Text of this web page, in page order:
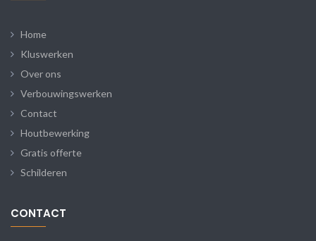
Home
Kluswerken
Over ons
Verbouwingswerken
Contact
Houtbewerking
Gratis offerte
Schilderen
CONTACT